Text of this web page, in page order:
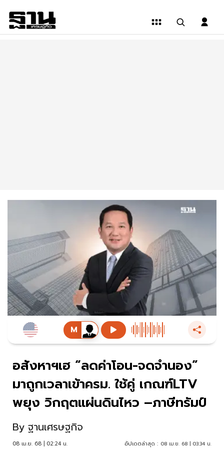
อสังหาฯเฮ “ลดค่าโอน-จดจำนอง”
มาถูกเวลาเข้าครม. ใช้คู่ เกณฑ์LTV
พยุง วิกฤตแผ่นดินไหว –ภาษีทรัมป์
By ฐานเศรษฐกิจ
08 เม.ย. 68 | 02:24 น. อัปเดตล่าสุด : 08 เม.ย. 68 | 03:34 น.